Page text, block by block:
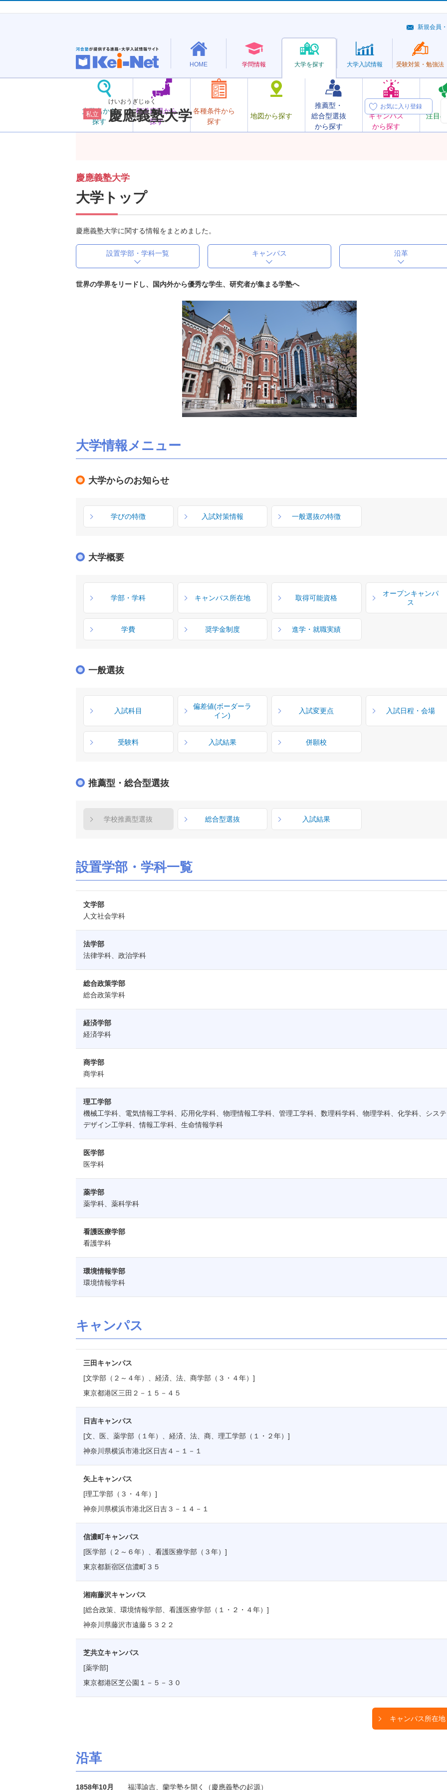
HOME 学問情報 大学を探す
大学名から
探す
都道府県から
探す
各種条件から
探す
地図から探す
推薦型・
総合型選抜
から探す
オープン
キャンパス
から探す
注目
大学入試情報 受験対策・ 勉強法
新規会員
私立
けいおうぎじゅく
慶應義塾大学
お気に入り登録
慶應義塾大学
大学トップ
慶應義塾大学に関する情報をまとめました。
設置学部・学科一覧 キャンパス 沿革
世界の学界をリードし、国内外から優秀な学生、研究者が集まる学塾へ
大学情報メニュー
大学からのお知らせ
学びの特徴 入試対策情報 一般選抜の特徴
大学概要
学部・学科 キャンパス所在地 取得可能資格
オープンキャンパ
ス
学費 奨学金制度 進学・就職実績
一般選抜
入試科目
偏差値(ボーダーラ
イン)
入試変更点 入試日程・会場
受験料 入試結果 併願校
推薦型・総合型選抜
学校推薦型選抜 総合型選抜 入試結果
設置学部・学科一覧
文学部
人文社会学科
法学部
法律学科、政治学科
総合政策学部
総合政策学科
経済学部
経済学科
商学部
商学科
理工学部
機械工学科、電気情報工学科、応用化学科、物理情報工学科、管理工学科、数理科学科、物理学科、化学科、シス
デザイン工学科、情報工学科、生命情報学科
医学部
医学科
薬学部
薬学科、薬科学科
看護医療学部
看護学科
環境情報学部
環境情報学科
キャンパス
三田キャンパス
[文学部（２～４年）、経済、法、商学部（３・４年）]
東京都港区三田２－１５－４５
日吉キャンパス
[文、医、薬学部（１年）、経済、法、商、理工学部（１・２年）]
神奈川県横浜市港北区日吉４－１－１
矢上キャンパス
[理工学部（３・４年）]
神奈川県横浜市港北区日吉３－１４－１
信濃町キャンパス
[医学部（２～６年）、看護医療学部（３年）]
東京都新宿区信濃町３５
湘南藤沢キャンパス
[総合政策、環境情報学部、看護医療学部（１・２・４年）]
神奈川県藤沢市遠藤５３２２
芝共立キャンパス
[薬学部]
東京都港区芝公園１－５－３０
キャンパス所在地
沿革
1858年10月 福澤諭吉、蘭学塾を開く（慶應義塾の起源）